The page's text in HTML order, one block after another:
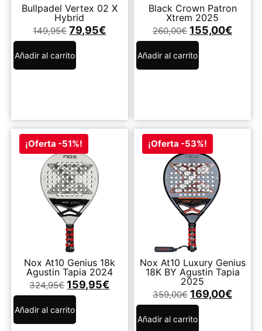
Bullpadel Vertex 02 X
Hybrid
149,95€ 79,95€
Añadir al carrito
Black Crown Patron
Xtrem 2025
260,00€ 155,00€
Añadir al carrito
¡Oferta -51%!
Nox At10 Genius 18k
Agustin Tapia 2024
324,95€ 159,95€
Añadir al carrito
¡Oferta -53%!
Nox At10 Luxury Genius
18K BY Agustin Tapia
2025
359,00€ 169,00€
Añadir al carrito